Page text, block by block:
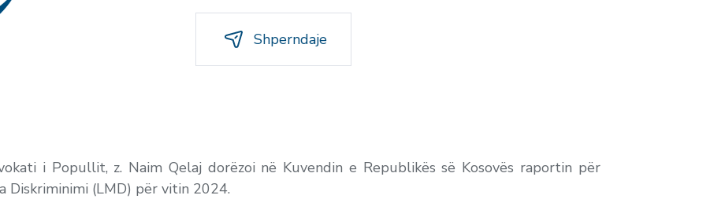
Shperndaje
i Popullit, z. Naim Qelaj dorëzoi në Kuvendin e Republikës së Kosovës raportin për
(LMD) për vitin 2024.